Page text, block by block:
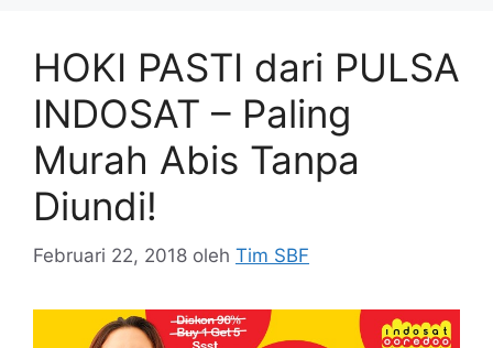
HOKI PASTI dari PULSA
INDOSAT – Paling
Murah Abis Tanpa
Diundi!
Februari 22, 2018 oleh Tim SBF